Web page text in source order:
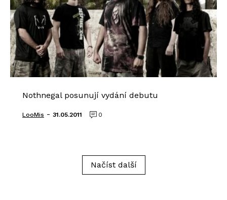
Nothnegal posunují vydání debutu
LooMis - 31.05.2011 0
Načíst další